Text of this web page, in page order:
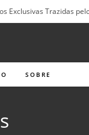
Exclusivas Trazidas
SOBRE